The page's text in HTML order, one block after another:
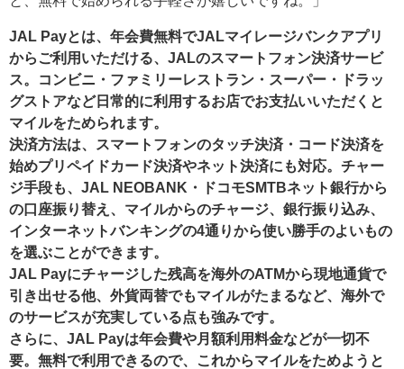
JAL Payとは、年会費無料でJALマイレージバンクアプリ
からご利用いただける、JALのスマートフォン決済サービ
ス。コンビニ・ファミリーレストラン・スーパー・ドラッ
グストアなど日常的に利用するお店でお支払いいただくと
マイルをためられます。
決済方法は、スマートフォンのタッチ決済・コード決済を
始めプリペイドカード決済やネット決済にも対応。チャー
ジ手段も、JAL NEOBANK・ドコモSMTBネット銀行から
の口座振り替え、マイルからのチャージ、銀行振り込み、
インターネットバンキングの4通りから使い勝手のよいもの
を選ぶことができます。
JAL Payにチャージした残高を海外のATMから現地通貨で
引き出せる他、外貨両替でもマイルがたまるなど、海外で
のサービスが充実している点も強みです。
さらに、JAL Payは年会費や月額利用料金などが一切不
要。無料で利用できるので、これからマイルをためようと